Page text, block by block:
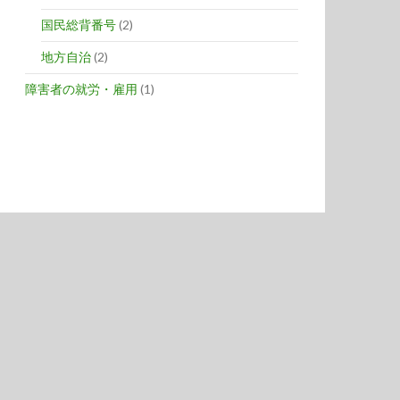
国民総背番号(2)
地方自治(2)
障害者の就労・雇用 (1)